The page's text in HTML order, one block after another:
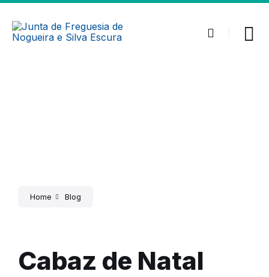
Home Blog
Cabaz de Natal